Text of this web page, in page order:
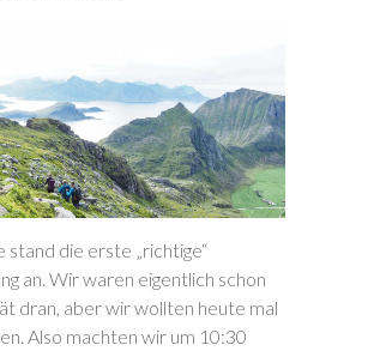
stand die erste „richtige“
an. Wir waren eigentlich schon
dran, aber wir wollten heute mal
Also machten wir um 10:30